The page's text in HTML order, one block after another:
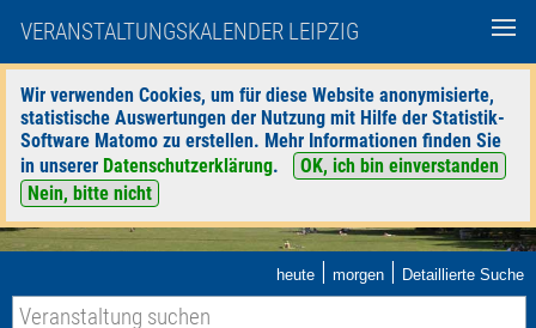
VERANSTALTUNGSKALENDER LEIPZIG
Wir verwenden Cookies, um für diese Website anonymisierte,
statistische Auswertungen der Nutzung mit Hilfe der Statistik-
Software Matomo zu erstellen. Mehr Informationen finden Sie
in unserer Datenschutzerklärung.
OK, ich bin einverstanden
Nein, bitte nicht
heute | morgen | Detaillierte Suche